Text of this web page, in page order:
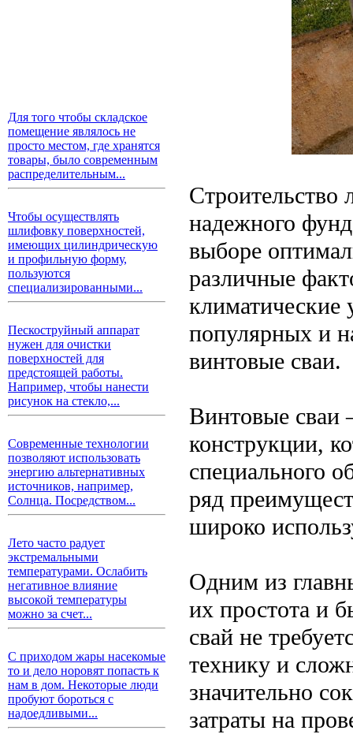
Для того чтобы складское
помещение являлось не
просто местом, где хранятся
товары, было современным
распределительным...
Чтобы осуществлять
шлифовку поверхностей,
имеющих цилиндрическую
и профильную форму,
пользуются
специализированными...
Пескоструйный аппарат
нужен для очистки
поверхностей для
предстоящей работы.
Например, чтобы нанести
рисунок на стекло,...
Современные технологии
позволяют использовать
энергию альтернативных
источников, например,
Солнца. Посредством...
Лето часто радует
экстремальными
температурами. Ослабить
негативное влияние
высокой температуры
можно за счет...
С приходом жары насекомые
то и дело норовят попасть к
нам в дом. Некоторые люди
пробуют бороться с
надоедливыми...
Строительство
надежного
выборе
различные
популярных и
винтовые сваи.
Винтовые сваи
конструкции,
специального
ряд
широко
Одним из
их простота и
свай не
технику и
значительно
затраты на